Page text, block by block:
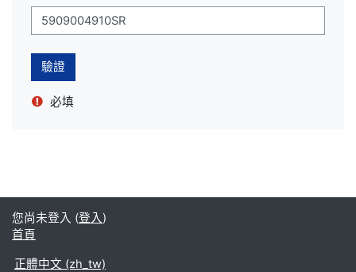
必填
您尚未登入 (登入)
首頁
正體中文 ‎(zh_tw)‎